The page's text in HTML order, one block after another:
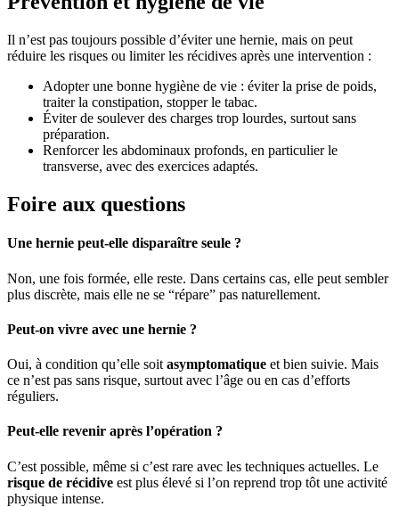
Il n’est pas toujours possible d’éviter une hernie, mais on peut
réduire les risques ou limiter les récidives après une intervention :
Adopter une bonne hygiène de vie : éviter la prise de poids,
traiter la constipation, stopper le tabac.
Éviter de soulever des charges trop lourdes, surtout sans
préparation.
Renforcer les abdominaux profonds, en particulier le
transverse, avec des exercices adaptés.
Foire aux questions
Une hernie peut-elle disparaître seule ?
Non, une fois formée, elle reste. Dans certains cas, elle peut sembler
plus discrète, mais elle ne se “répare” pas naturellement.
Peut-on vivre avec une hernie ?
Oui, à condition qu’elle soit asymptomatique et bien suivie. Mais
ce n’est pas sans risque, surtout avec l’âge ou en cas d’efforts
réguliers.
Peut-elle revenir après l’opération ?
C’est possible, même si c’est rare avec les techniques actuelles. Le
risque de récidive est plus élevé si l’on reprend trop tôt une activité
physique intense.